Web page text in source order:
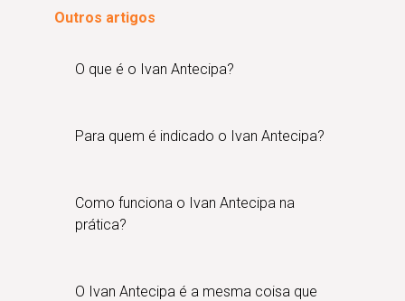
Outros artigos
O que é o Ivan Antecipa?
Para quem é indicado o Ivan Antecipa?
Como funciona o Ivan Antecipa na
prática?
O Ivan Antecipa é a mesma coisa que